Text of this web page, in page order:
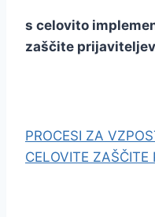
s celovito
zaščite
PROCESI ZA
CELOVITE ZAŠČITE